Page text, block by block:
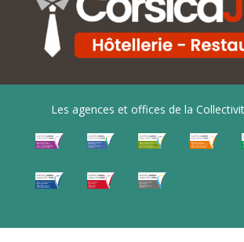
Les agences et offices de la